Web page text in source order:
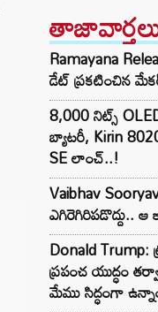
Ramayana
డేట్ ప్రకటించిన
8,000 నిట్స్
బ్యాటరీ, Kirin
SE లాంచ్..!
Vaibhav
ఎగిరెగిరిపడొద్దు..
Donald Trump:
ప్రపంచ యుద్ధం
మేము సిద్ధంగా